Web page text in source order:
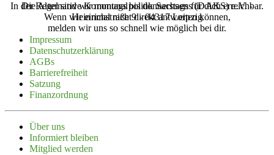
Die Alternative Kommunalpolitik Sachsens (‌DAKS‌) e.V. -
Heinrichstraße 9 - 04317 Leipzig
In der Regel sind wir montags bis donnerstags für dich erreichbar.
Wenn wir einmal nicht direkt antworten können,
melden wir uns so schnell wie möglich bei dir.
Impressum
Daten­schutz­er­klärung
AGBs
Barrie­re­freiheit
Satzung
Finanz­ordnung
Über uns
Infor­miert bleiben
Mitglied werden